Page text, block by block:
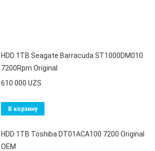
HDD 1TB Seagate Barracuda ST1000DM010
7200Rpm Original
610 000 UZS
В корзину
HDD 1TB Toshiba DT01ACA100 7200 Original
OEM